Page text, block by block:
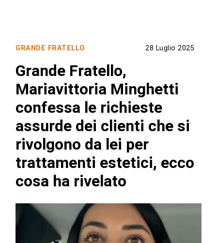
GRANDE FRATELLO 28 Luglio 2025
Grande Fratello,
Mariavittoria Minghetti
confessa le richieste
assurde dei clienti che si
rivolgono da lei per
trattamenti estetici, ecco
cosa ha rivelato